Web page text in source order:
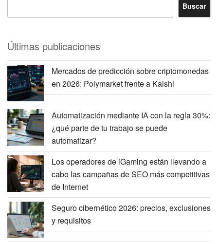
Buscar
Últimas publicaciones
Mercados de predicción sobre criptomonedas
en 2026: Polymarket frente a Kalshi
Automatización mediante IA con la regla 30%:
¿qué parte de tu trabajo se puede
automatizar?
Los operadores de iGaming están llevando a
cabo las campañas de SEO más competitivas
de Internet
Seguro cibernético 2026: precios, exclusiones
y requisitos